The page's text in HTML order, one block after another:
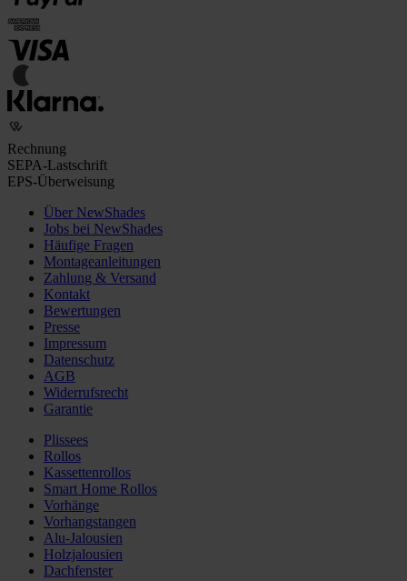
Rechnung
SEPA-Lastschrift
EPS-Überweisung
Über NewShades
Jobs bei NewShades
Häufige Fragen
Montageanleitungen
Zahlung & Versand
Kontakt
Bewertungen
Presse
Impressum
Datenschutz
AGB
Widerrufsrecht
Garantie
Plissees
Rollos
Kassettenrollos
Smart Home Rollos
Vorhänge
Vorhangstangen
Alu-Jalousien
Holzjalousien
Dachfenster